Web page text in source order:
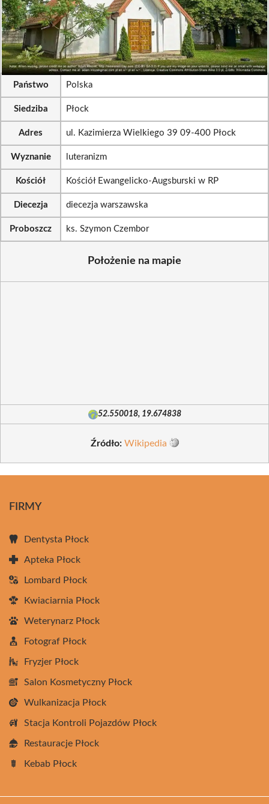
Państwo Polska
Siedziba Płock
Adres ul. Kazimierza Wielkiego 39 09-400 Płock
Wyznanie luteranizm
Kościół Kościół Ewangelicko-Augsburski w RP
Diecezja diecezja warszawska
Proboszcz ks. Szymon Czembor
Położenie na mapie
52.550018, 19.674838
Źródło: Wikipedia
FIRMY
Dentysta Płock
Apteka Płock
Lombard Płock
Kwiaciarnia Płock
Weterynarz Płock
Fotograf Płock
Fryzjer Płock
Salon Kosmetyczny Płock
Wulkanizacja Płock
Stacja Kontroli Pojazdów Płock
Restauracje Płock
Kebab Płock